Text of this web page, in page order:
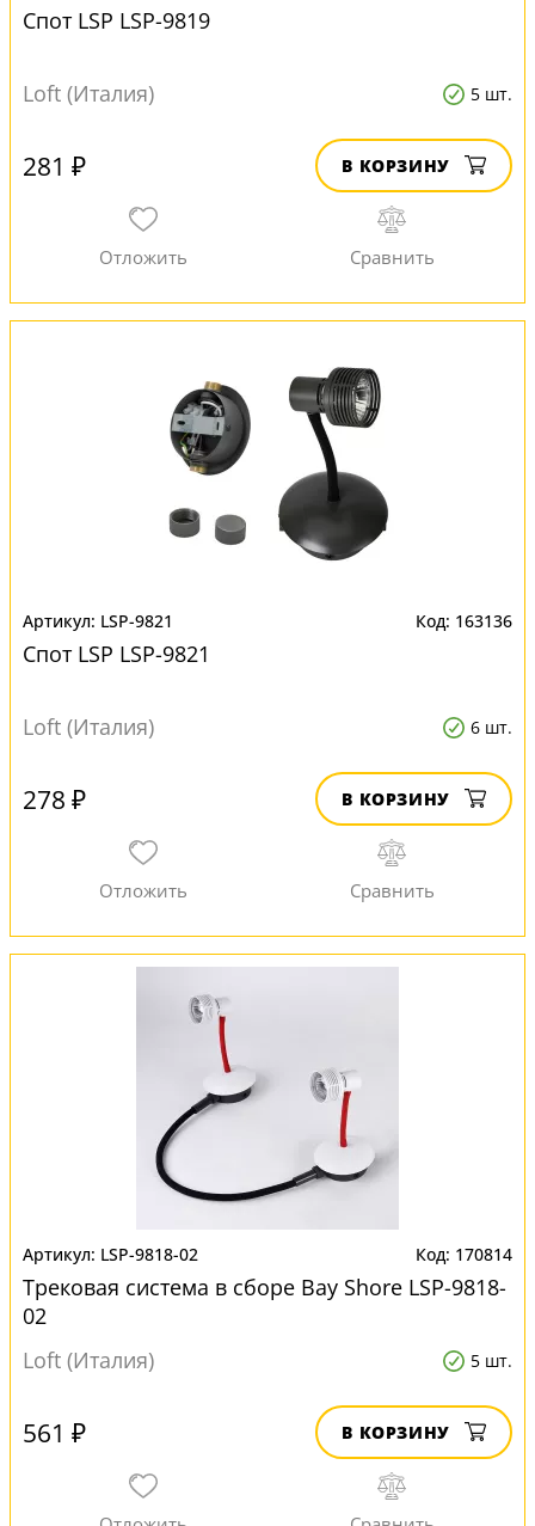
Спот LSP LSP-9819
Loft (Италия) 5 шт.
281 ₽ В КОРЗИНУ
LSP-9821 163136
Спот LSP LSP-9821
Loft (Италия) 6 шт.
278 ₽ В КОРЗИНУ
LSP-9818-02 170814
Трековая система в сборе Bay Shore LSP-9818-
02
Loft (Италия)
5 шт.
561 ₽ В КОРЗИНУ